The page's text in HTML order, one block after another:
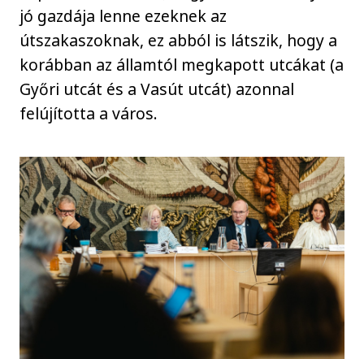
jó gazdája lenne ezeknek az
útszakaszoknak, ez abból is látszik, hogy a
korábban az államtól megkapott utcákat (a
Győri utcát és a Vasút utcát) azonnal
felújította a város.